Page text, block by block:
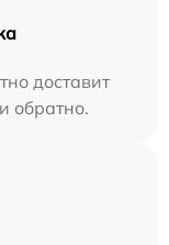
доставит
обратно.